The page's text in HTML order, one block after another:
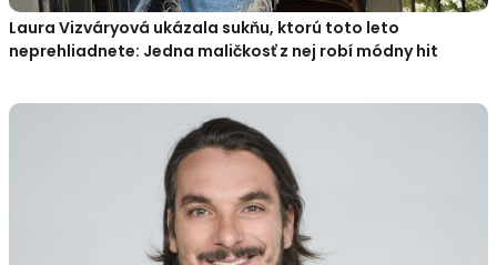
Laura Vizváryová ukázala sukňu, ktorú toto leto
neprehliadnete: Jedna maličkosť z nej robí módny hit